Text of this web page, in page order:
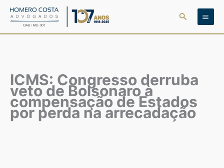
para
Pesquisar
ICMS: Congresso derruba
veto de Bolsonaro à
compensação de Estados
por perda na arrecadação